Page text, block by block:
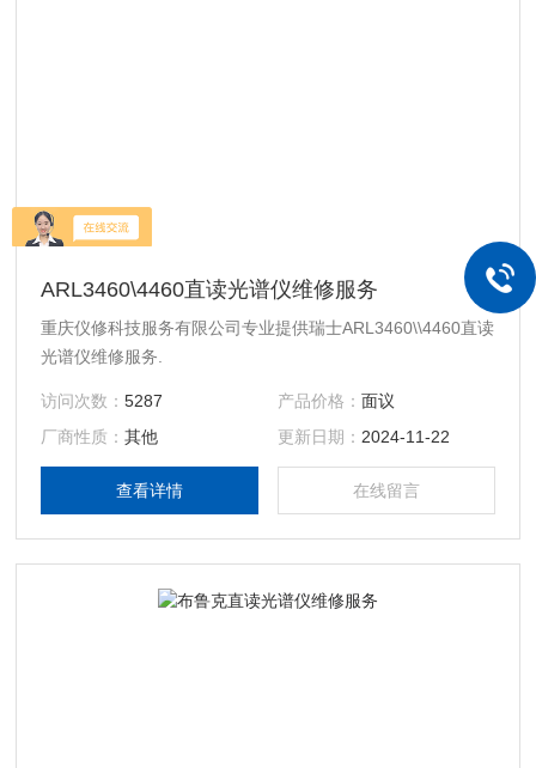
ARL3460\4460直读光谱仪维修服务
重庆仪修科技服务有限公司专业提供瑞士ARL3460\\4460直读
光谱仪维修服务.
访问次数：5287 产品价格： 面议
厂商性质：其他 更新日期： 2024-11-22
查看详情 在线留言